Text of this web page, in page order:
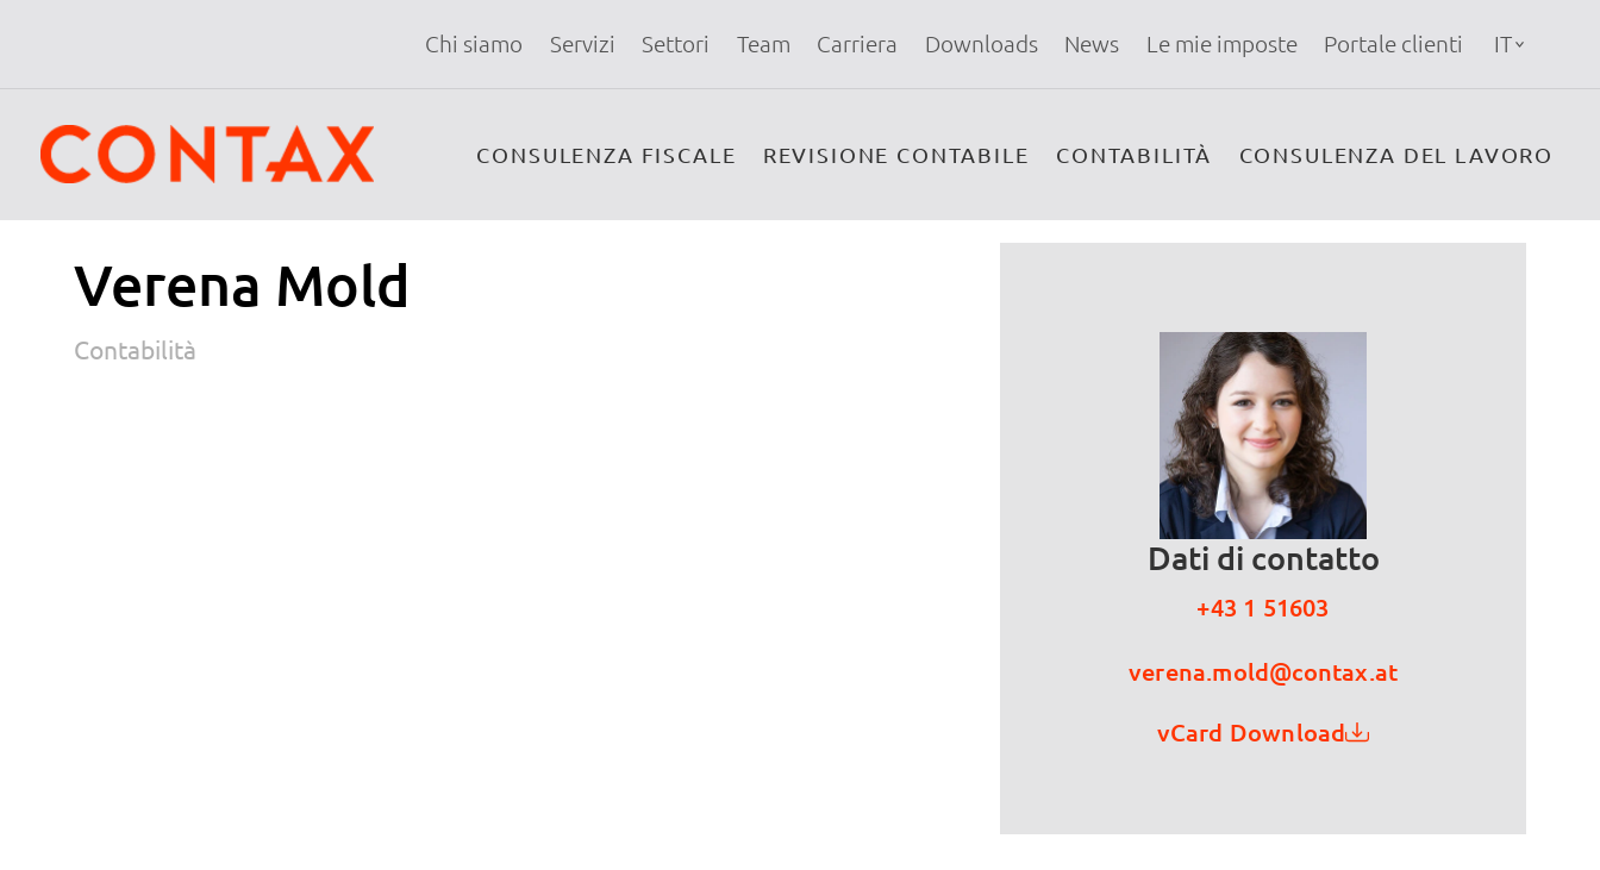
Chi siamo Servizi Settori Team Carriera Downloads News Le mie imposte Portale clienti IT
CONSULENZA FISCALE REVISIONE CONTABILE CONTABILITÀ CONSULENZA DEL LAVORO
Verena Mold
Contabilità
Dati di contatto
+43 1 51603
verena.mold@contax.at
vCard Download